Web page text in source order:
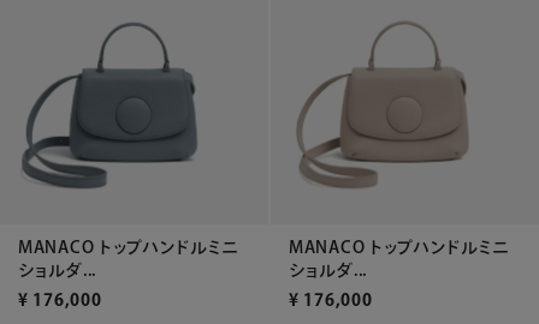
MANACO トップハンドルミニ
ショルダ...
¥ 176,000
MANACO トップハンドルミニ
ショルダ...
¥ 176,000